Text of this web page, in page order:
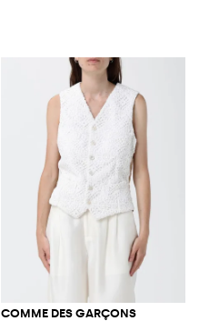
COMME DES GARÇONS